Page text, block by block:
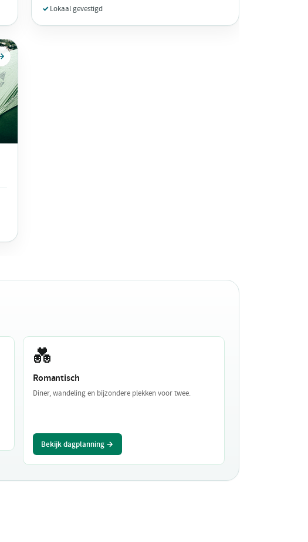
Lokaal gevestigd
💑
Romantisch
Diner, wandeling en bijzondere plekken voor twee.
Bekijk dagplanning →